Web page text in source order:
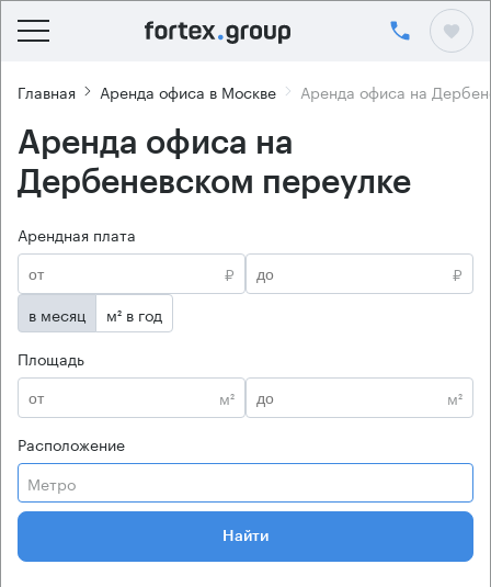
Главная Аренда офиса в Москве Аренда офиса на
Аренда офиса на
Дербеневском переулке
Арендная плата
₽
₽
в месяц
м² в год
Площадь
м²
м²
Расположение
Метро
Найти